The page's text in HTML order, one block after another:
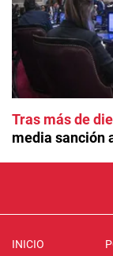
Tras más de
media sanción
INICIO